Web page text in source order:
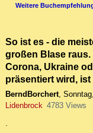
Weitere
So ist es - die
großen Blase raus.
Corona, Ukraine
präsentiert wird, ist
BerndBorchert,
Lidenbrock 4783 Views
.